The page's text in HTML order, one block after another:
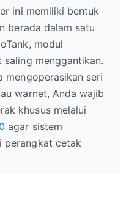
ini memiliki bentuk
berada dalam satu
modul
menggantikan.
mengoperasikan seri
warnet, Anda wajib
khusus melalui
agar sistem
perangkat cetak